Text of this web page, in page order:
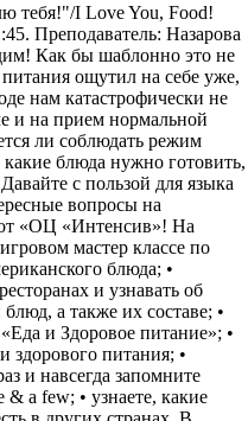
тебя!"/I Love You, Food!
Преподаватель: Назарова
Как бы шаблонно это не
ощутил на себе уже,
нам катастрофически не
и на прием нормальной
ли соблюдать режим
блюда нужно готовить,
с пользой для языка
вопросы на
«ОЦ «Интенсив»! На
мастер классе по
блюда; •
и узнавать об
а также их составе; •
и Здоровое питание»; •
здорового питания; •
и навсегда запомните
a few; • узнаете, какие